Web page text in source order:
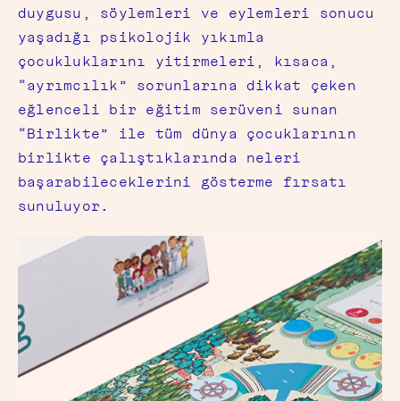
duygusu, söylemleri ve eylemleri sonucu
yaşadığı psikolojik yıkımla
çocukluklarını yitirmeleri, kısaca,
“ayrımcılık” sorunlarına dikkat çeken
eğlenceli bir eğitim serüveni sunan
“Birlikte” ile tüm dünya çocuklarının
birlikte çalıştıklarında neleri
başarabileceklerini gösterme fırsatı
sunuluyor.